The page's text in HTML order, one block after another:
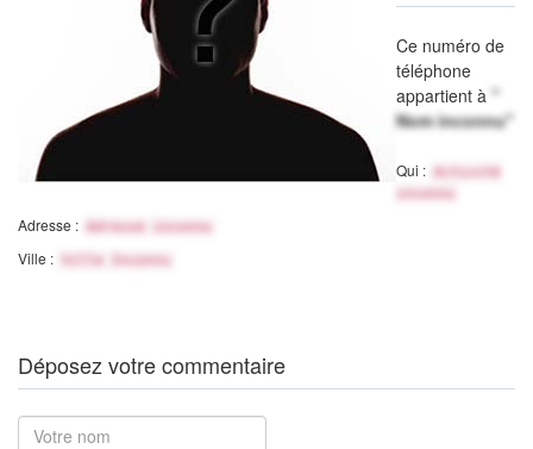
Ce numéro de
téléphone
appartient à "
Nom inconnu"
Qui :
Activité
inconnu
Adresse : Adresse inconnu
Ville : Ville Inconnu
Déposez votre commentaire